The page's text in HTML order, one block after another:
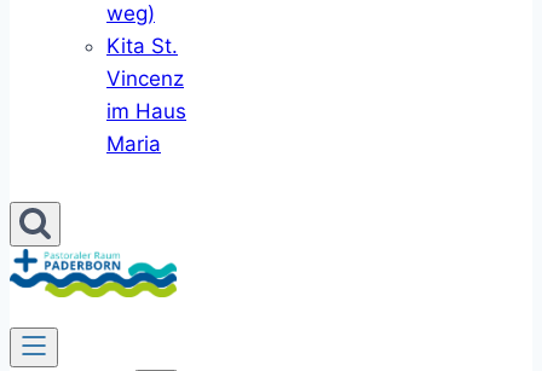
weg)
Kita St.
Vincenz
im Haus
Maria